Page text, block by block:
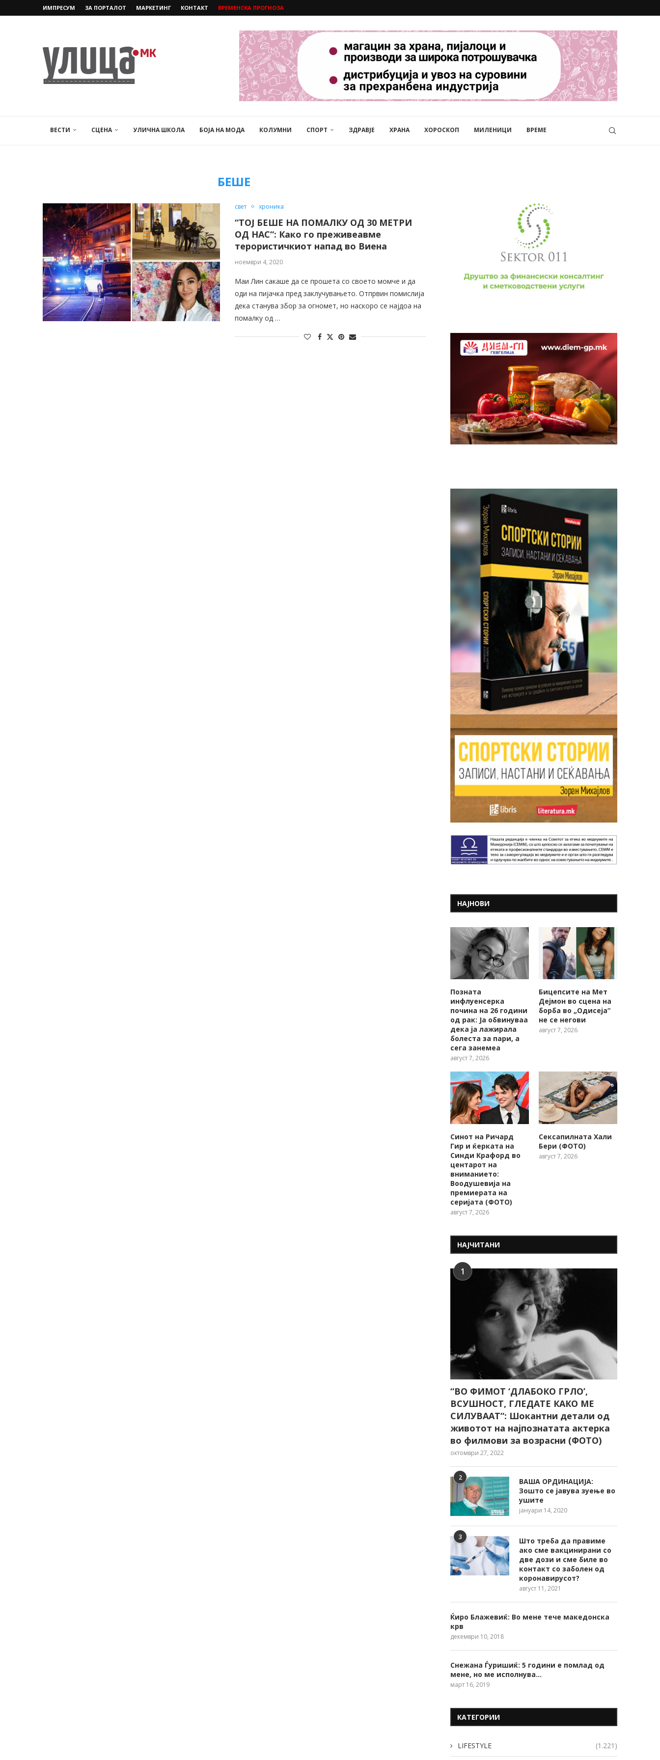
ИМПРЕСУМ ЗА ПОРТАЛОТ МАРКЕТИНГ КОНТАКТ ВРЕМЕНСКА ПРОГНОЗА
ВЕСТИ СЦЕНА УЛИЧНА ШКОЛА БОЈА НА МОДА КОЛУМНИ СПОРТ ЗДРАВЈЕ ХРАНА ХОРОСКОП МИЛЕНИЦИ ВРЕМЕ
БЕШЕ
свет хроника
“ТОЈ БЕШЕ НА ПОМАЛКУ ОД 30 МЕТРИ
ОД НАС“: Како го преживеавме
терористичкиот напад во Виена
ноември 4, 2020
Маи Лин сакаше да се прошета со своето момче и да
оди на пијачка пред заклучувањето. Отпрвин помислија
дека станува збор за огномет, но наскоро се најдоа на
помалку од …
НАЈНОВИ
Позната
инфлуенсерка
почина на 26 години
од рак: Ја обвинуваа
дека ја лажирала
болеста за пари, а
сега занемеа
август 7, 2026
Бицепсите на Мет
Дејмон во сцена на
борба во „Одисеја“
не се негови
август 7, 2026
Синот на Ричард
Гир и ќерката на
Синди Крафорд во
центарот на
вниманието:
Воодушевија на
премиерата на
серијата (ФОТО)
август 7, 2026
Сексапилната Хали
Бери (ФОТО)
август 7, 2026
НАЈЧИТАНИ
1
“ВО ФИМОТ ‘ДЛАБОКО ГРЛО’,
ВСУШНОСТ, ГЛЕДАТЕ КАКО МЕ
СИЛУВААТ“: Шокантни детали од
животот на најпознатата актерка
во филмови за возрасни (ФОТО)
октомври 27, 2022
2
ВАША ОРДИНАЦИЈА:
Зошто се јавува зуење во
ушите
јануари 14, 2020
3
Што треба да правиме
ако сме вакцинирани со
две дози и сме биле во
контакт со заболен од
коронавирусот?
август 11, 2021
Ќиро Блажевиќ: Во мене тече македонска
крв
декември 10, 2018
Снежана Ѓуришиќ: 5 години е помлад од
мене, но ме исполнува…
март 16, 2019
КАТЕГОРИИ
LIFESTYLE (1.221)